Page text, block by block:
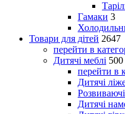
Гамаки 3
Товари для дітей 2647
перейти в
Дитячі меблі 500
перейти в
Дитячі
Дитячі